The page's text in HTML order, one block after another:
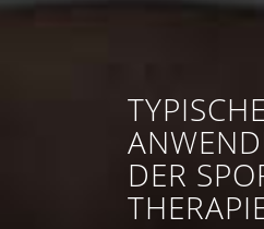
TYPISCHE
DER